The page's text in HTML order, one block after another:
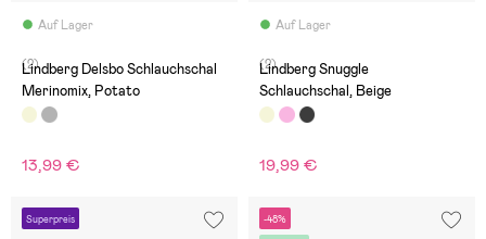
Auf Lager
(2)
Lindberg Delsbo Schlauchschal
Merinomix, Potato
13,99 €
Auf Lager
(2)
Lindberg Snuggle
Schlauchschal, Beige
19,99 €
Superpreis -48%